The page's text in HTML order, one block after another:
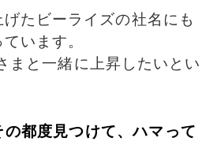
たビーライズの社名にも
います。
まと一緒に上昇したいとい
都度見つけて、ハマって